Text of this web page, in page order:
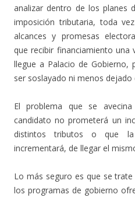
analizar dentro de los planes
imposición tributaria, toda
alcances y promesas
que recibir financiamiento una
llegue a Palacio de
ser soslayado ni menos dejado
El problema que se
candidato no prometerá un
distintos tributos o que la
incrementará, de llegar el
Lo más seguro es que se
los programas de gobierno